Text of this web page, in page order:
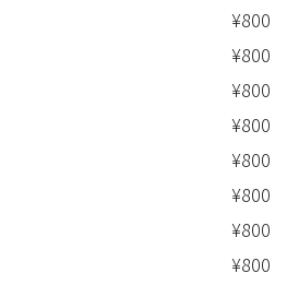
¥800
¥800
¥800
¥800
¥800
¥800
¥800
¥800